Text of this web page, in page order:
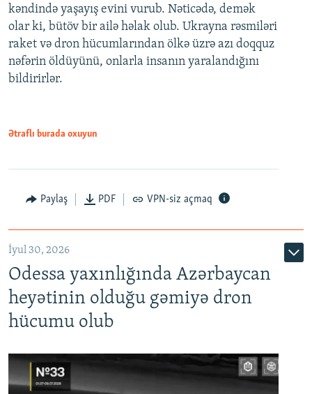
kəndində yaşayış evini vurub. Nəticədə, demək
olar ki, bütöv bir ailə həlak olub. Ukrayna rəsmiləri
raket və dron hücumlarından ölkə üzrə azı doqquz
nəfərin öldüyünü, onlarla insanın yaralandığını
bildirirlər.
Ətraflı burada oxuyun
Paylaş PDF VPN-siz açmaq
İyul 30, 2026
Odessa yaxınlığında Azərbaycan
heyətinin olduğu gəmiyə dron
hücumu olub